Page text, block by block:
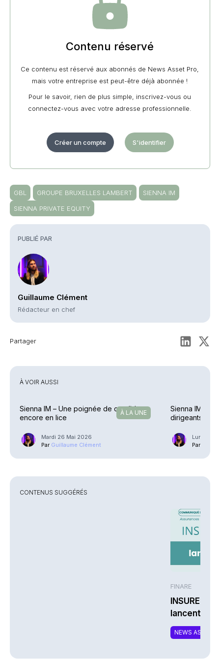
PUBLIÉ PAR
Guillaume Clément
Rédacteur en chef
Partager
Contenu réservé
Ce contenu est réservé aux abonnés de News Asset Pro,
mais votre entreprise est peut-être déjà abonnée !
Pour le savoir, rien de plus simple, inscrivez-vous ou
connectez-vous avec votre adresse professionnelle.
Créer un compte S'identifier
GBL GROUPE BRUXELLES LAMBERT
SIENNA IM
SIENNA PRIVATE EQUITY
À VOIR AUSSI
À LA UNE
Sienna IM – Une poignée de candidats
encore en lice
Mardi 26 Mai 2026
Par Guillaume Clément
Sienna IM –
dirigeants
Lundi 25
Par
CONTENUS SUGGÉRÉS
FINARE
INSUREM
lancent
nouvelle
NEWS